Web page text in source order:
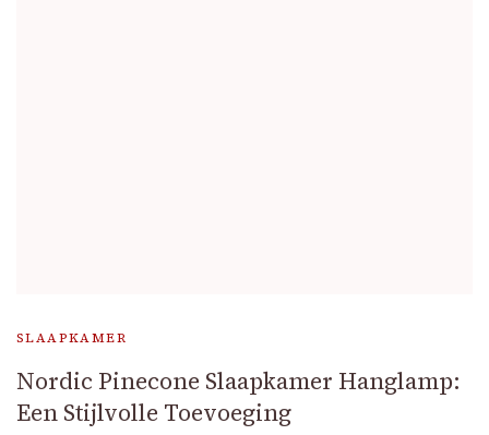
SLAAPKAMER
Nordic Pinecone Slaapkamer Hanglamp:
Een Stijlvolle Toevoeging